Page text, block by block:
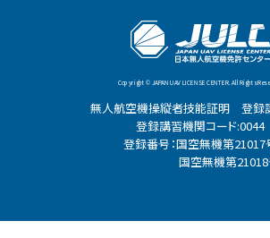
Copyright © JAPAN UAV LICENSE CENTER. All Rights
無人航空機操縦者技能証明 登録
登録講習機関コード:0044
登録番号：国空無機第21017
国空無機第21018